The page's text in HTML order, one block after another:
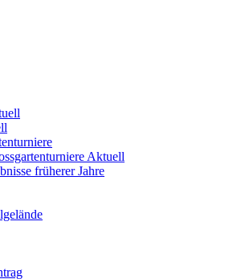
Aktuell
früherer Jahre